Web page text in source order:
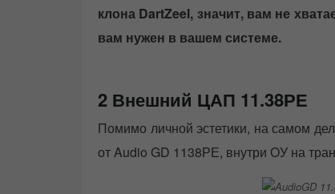
клона DartZeel, значит, вам не
вам нужен в вашем системе.
2 Внешний ЦАП 11.38РЕ
Помимо личной эстетики, на самом
от Audio GD 1138РЕ, внутри ОУ на